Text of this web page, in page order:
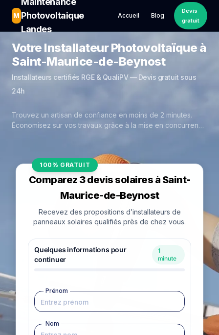
M Photovoltaique
Landes
Accueil Blog
Devis
gratuit
Votre Installateur Photovoltaïque à
Saint-Maurice-de-Beynost
Installateurs certifiés RGE & QualiPV — Devis gratuit sous
24h
Trouvez un artisan de confiance en moins de 2 minutes.
Économisez sur vos travaux grâce à la mise en concurrence
100% GRATUIT
Comparez 3 devis solaires à Saint-
Maurice-de-Beynost
Recevez des propositions d’installateurs de
panneaux solaires qualifiés près de chez vous.